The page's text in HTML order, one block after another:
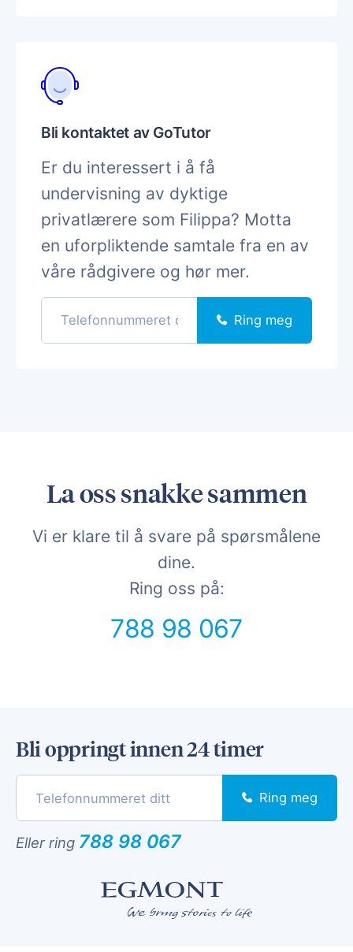
Bli kontaktet av GoTutor
Er du interessert i å få
undervisning av dyktige
privatlærere som Filippa? Motta
en uforpliktende samtale fra en av
våre rådgivere og hør mer.
Ring meg
La oss snakke sammen
Vi er klare til å svare på spørsmålene
dine.
Ring oss på:
788 98 067
Bli oppringt innen 24 timer
Ring meg
Eller ring 788 98 067